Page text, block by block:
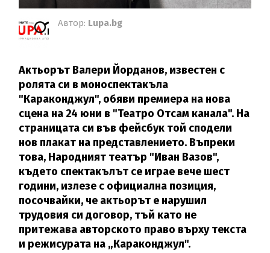
Автор: Lupa.bg
Актьорът Валери Йорданов, известен с
ролята си в моноспектакъла
"Караконджул", обяви премиера на нова
сцена на 24 юни в "Театро Отсам канала". На
страницата си във фейсбук той сподели
нов плакат на представлението. Въпреки
това, Народният театър "Иван Вазов",
където спектакълът се играе вече шест
години, излезе с официална позиция,
посочвайки, че актьорът е нарушил
трудовия си договор, тъй като не
притежава авторското право върху текста
и режисурата на „Караконджул".